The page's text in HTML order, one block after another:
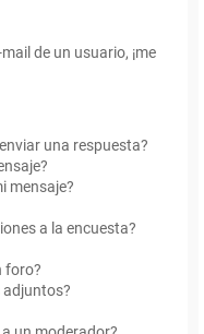
de un usuario, ¡me
una respuesta?
mensaje?
a la encuesta?
foro?
adjuntos?